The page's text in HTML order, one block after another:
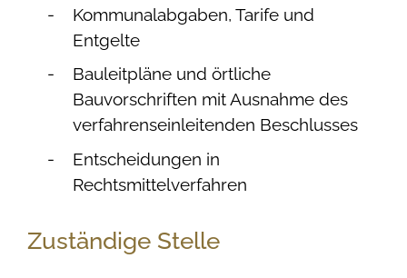
Kommunalabgaben, Tarife und
Entgelte
Bauleitpläne und örtliche
Bauvorschriften mit Ausnahme des
verfahrenseinleitenden Beschlusses
Entscheidungen in
Rechtsmittelverfahren
Zuständige Stelle